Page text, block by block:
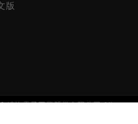
版
精格電子工業股份有限公司 All